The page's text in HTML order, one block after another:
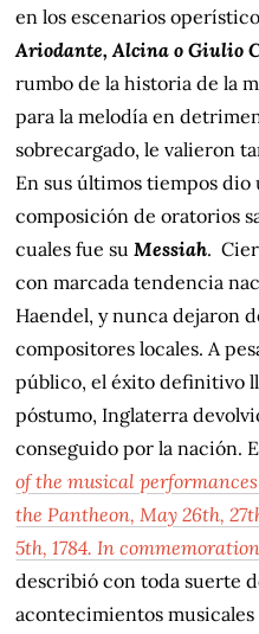
en los escenarios
Ariodante, Alcina o Giulio
rumbo de la historia de la
para la melodía en
sobrecargado, le valieron
En sus últimos tiempos
composición de oratorios
cuales fue suMessiah.
con marcada tendencia
Haendel, y nunca dejaron
compositores locales. A
público, el éxito definitivo
póstumo, Inglaterra
conseguido por la nación.
of the musical
the Pantheon, May 26th,
5th, 1784. In
describió con toda suerte
acontecimientos